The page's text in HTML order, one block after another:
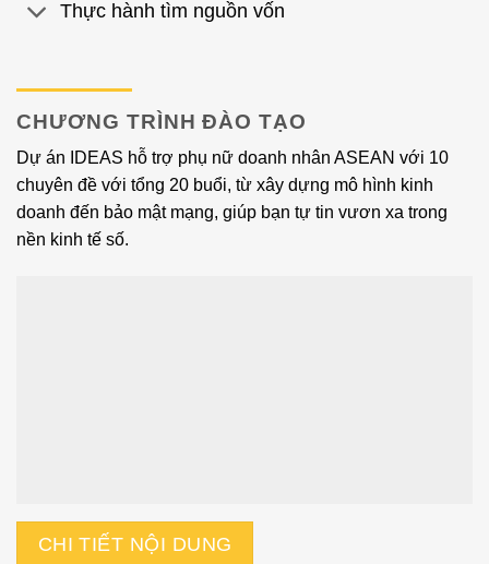
Thực hành tìm nguồn vốn
CHƯƠNG TRÌNH ĐÀO TẠO
Dự án IDEAS hỗ trợ phụ nữ doanh nhân ASEAN với 10
chuyên đề với tổng 20 buổi, từ xây dựng mô hình kinh
doanh đến bảo mật mạng, giúp bạn tự tin vươn xa trong
nền kinh tế số.
CHI TIẾT NỘI DUNG